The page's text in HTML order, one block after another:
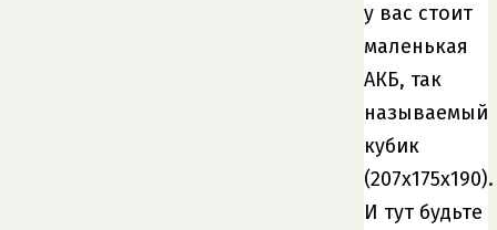
у вас стоит
маленькая
АКБ, так
называемый
кубик
(207х175х190).
И тут будьте